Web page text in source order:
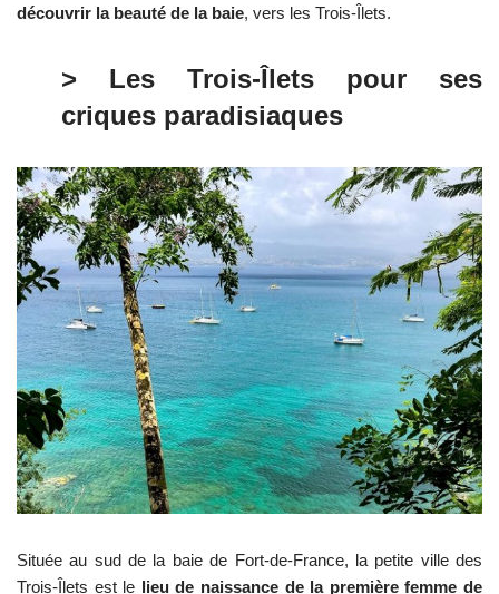
découvrir la beauté de la baie, vers les Trois-Îlets.
> Les Trois-Îlets pour ses
criques paradisiaques
Située au sud de la baie de Fort-de-France, la petite ville des
Trois-Îlets est le lieu de naissance de la première femme de